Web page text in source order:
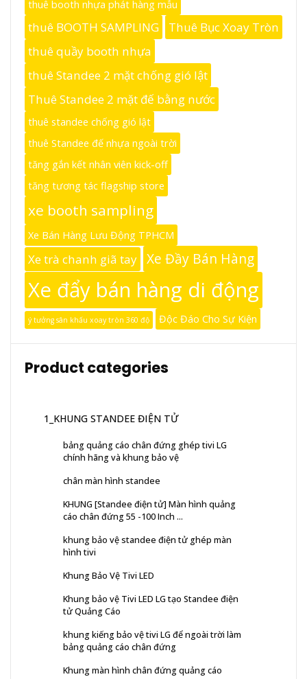
thuê booth nhựa phát hàng mẫu
thuê BOOTH SAMPLING
Thuê Bục Xoay Tròn
thuê quầy booth nhựa
thuê Standee 2 mặt chống gió lật
Thuê Standee 2 mặt đế bằng nước
thuê standee chống gió lật
thuê Standee đế nhựa ngoài trời
tăng gắn kết nhân viên kick-off
tăng tương tác flagship store
xe booth sampling
Xe Bán Hàng Lưu Động TPHCM
Xe trà chanh giã tay Xe Đầy Bán Hàng
Xe đẩy bán hàng di động
ý tưởng sân khấu xoay tròn 360 độ Độc Đáo Cho Sự Kiện
Product categories
1_KHUNG STANDEE ĐIỆN TỬ
bảng quảng cáo chân đứng ghép tivi LG
chính hãng và khung bảo vệ
chân màn hình standee
KHUNG [Standee điện tử] Màn hình quảng
cáo chân đứng 55 -100 Inch ...
khung bảo vệ standee điện tử ghép màn
hình tivi
Khung Bảo Vệ Tivi LED
Khung bảo vệ Tivi LED LG tạo Standee điện
tử Quảng Cáo
khung kiếng bảo vệ tivi LG để ngoài trời làm
bảng quảng cáo chân đứng
Khung màn hình chân đứng quảng cáo